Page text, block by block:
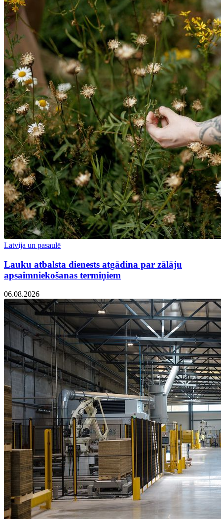
Latvija un pasaulē
Lauku atbalsta dienests atgādina par zālāju
apsaimniekošanas termiņiem
06.08.2026